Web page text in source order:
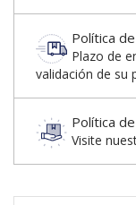
Política
Plazo de
validación de su
Política
Visite